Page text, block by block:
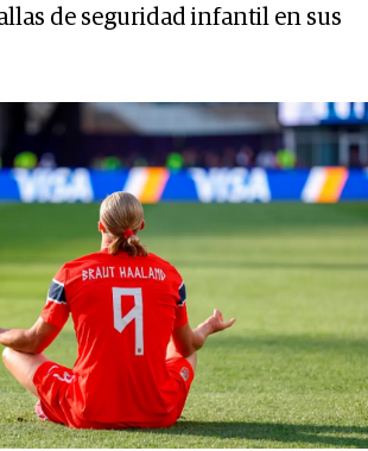
de seguridad infantil en sus